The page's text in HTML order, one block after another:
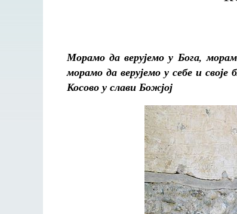
Морамо да верујемо у Бога,
морамо да верујемо у себе и
Косово у слави Божјој